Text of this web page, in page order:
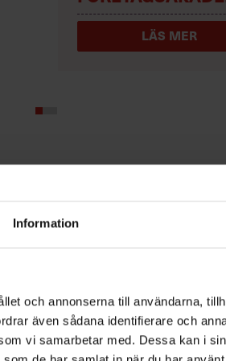
Information
och annonserna till användarna,
även sådana identifierare och
vi samarbetar med. Dessa kan i
LÄS MER
vara
Nej, det är inget för
partiledarstilen som
partiledare i foträta